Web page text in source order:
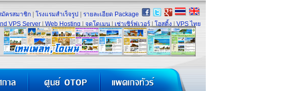
มัครสมาชิก โรงแรมสำเร็จรูป
รายละเอียด Package
VPS Server Web Hosting จดโดเมน เช่าเซิร์ฟเวอร์ โฮสติ้ง VPS ไทย